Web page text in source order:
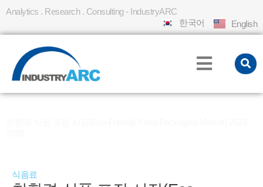
Analytics . Research . Consulting - IndustryARC
한국어
English
식음료